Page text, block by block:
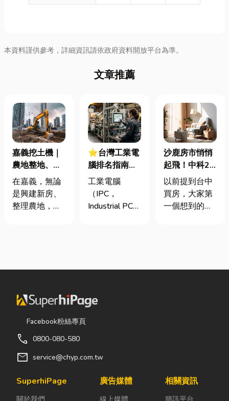
本資料謹供參考，詳細資訊請依政府資料開放平台為準。
文章推薦
嘉義挖土機｜
農地整地、基
地開挖、土方
清運
在嘉義，無論
是興建新房、
整理農地，還
的嘉義挖土
速完成開挖、
整地與回填工
作，更能大幅
間，提高工程
效率。對許多
言，從農田整
⭐台灣工業電
腦排名指南：
台灣三大工業
電腦龍頭有哪
些？工廠採購
工業電腦
（IPC，
Industrial PC）
的硬體運算平
自動化或升級
用桌機湊合。
機無法應付高
沙鹿房市悄悄
起飛！中科2
期＋台積電效
應發酵，現在
很多人開始看
以前提到台中
買房，大家第
一個想到的大
度越來越高
通變方便，生
Facebook粉絲專頁
call 0800-080-580
mail service@chyp.com.tw
SuperhiPage
關於我們
廣告媒體
線上媒體
相關資訊
簡訊平台